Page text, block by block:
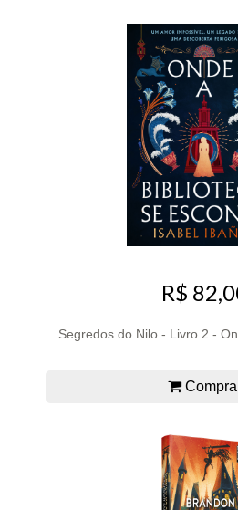
R$
Segredos do Nilo - Livro 2 -